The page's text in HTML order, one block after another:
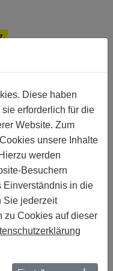
|
:
"20 JAHREN
IHRE
KÄMPFT
Diese haben
erforderlich für die
Website. Zum
unsere Inhalte
werden
Besuchern
Einverständnis in die
Sie jederzeit
zu Cookies auf dieser